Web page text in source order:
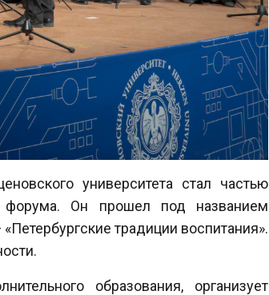
университета стал частью
форума. Он прошел под названием
традиции воспитания».
образования, организует